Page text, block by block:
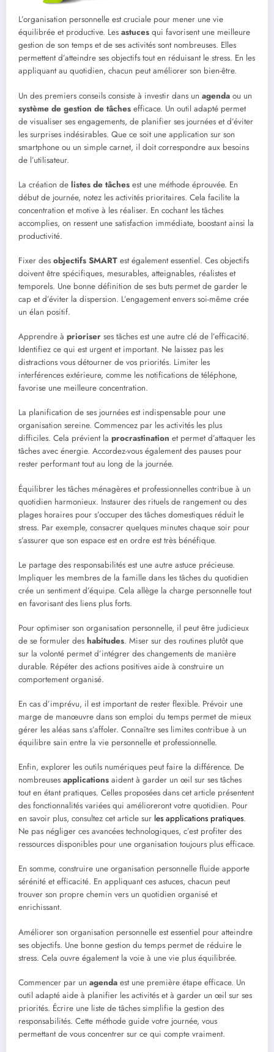
L’organisation personnelle est cruciale pour mener une vie
équilibrée et productive. Les astuces qui favorisent une meilleure
gestion de son temps et de ses activités sont nombreuses. Elles
permettent d’atteindre ses objectifs tout en réduisant le stress. En les
appliquant au quotidien, chacun peut améliorer son bien-être.
Un des premiers conseils consiste à investir dans un agenda ou un
système de gestion de tâches efficace. Un outil adapté permet
de visualiser ses engagements, de planifier ses journées et d’éviter
les surprises indésirables. Que ce soit une application sur son
smartphone ou un simple carnet, il doit correspondre aux besoins
de l’utilisateur.
La création de listes de tâches est une méthode éprouvée. En
début de journée, notez les activités prioritaires. Cela facilite la
concentration et motive à les réaliser. En cochant les tâches
accomplies, on ressent une satisfaction immédiate, boostant ainsi la
productivité.
Fixer des objectifs SMART est également essentiel. Ces objectifs
doivent être spécifiques, mesurables, atteignables, réalistes et
temporels. Une bonne définition de ses buts permet de garder le
cap et d’éviter la dispersion. L’engagement envers soi-même crée
un élan positif.
Apprendre à prioriser ses tâches est une autre clé de l’efficacité.
Identifiez ce qui est urgent et important. Ne laissez pas les
distractions vous détourner de vos priorités. Limiter les
interférences extérieure, comme les notifications de téléphone,
favorise une meilleure concentration.
La planification de ses journées est indispensable pour une
organisation sereine. Commencez par les activités les plus
difficiles. Cela prévient la procrastination et permet d’attaquer les
tâches avec énergie. Accordez-vous également des pauses pour
rester performant tout au long de la journée.
Équilibrer les tâches ménagères et professionnelles contribue à un
quotidien harmonieux. Instaurer des rituels de rangement ou des
plages horaires pour s’occuper des tâches domestiques réduit le
stress. Par exemple, consacrer quelques minutes chaque soir pour
s’assurer que son espace est en ordre est très bénéfique.
Le partage des responsabilités est une autre astuce précieuse.
Impliquer les membres de la famille dans les tâches du quotidien
crée un sentiment d’équipe. Cela allège la charge personnelle tout
en favorisant des liens plus forts.
Pour optimiser son organisation personnelle, il peut être judicieux
de se formuler des habitudes. Miser sur des routines plutôt que
sur la volonté permet d’intégrer des changements de manière
durable. Répéter des actions positives aide à construire un
comportement organisé.
En cas d’imprévu, il est important de rester flexible. Prévoir une
marge de manœuvre dans son emploi du temps permet de mieux
gérer les aléas sans s’affoler. Connaître ses limites contribue à un
équilibre sain entre la vie personnelle et professionnelle.
Enfin, explorer les outils numériques peut faire la différence. De
nombreuses applications aident à garder un œil sur ses tâches
tout en étant pratiques. Celles proposées dans cet article présentent
des fonctionnalités variées qui amélioreront votre quotidien. Pour
en savoir plus, consultez cet article sur les applications pratiques.
Ne pas négliger ces avancées technologiques, c’est profiter des
ressources disponibles pour une organisation toujours plus efficace.
En somme, construire une organisation personnelle fluide apporte
sérénité et efficacité. En appliquant ces astuces, chacun peut
trouver son propre chemin vers un quotidien organisé et
enrichissant.
Améliorer son organisation personnelle est essentiel pour atteindre
ses objectifs. Une bonne gestion du temps permet de réduire le
stress. Cela ouvre également la voie à une vie plus équilibrée.
Commencer par un agenda est une première étape efficace. Un
outil adapté aide à planifier les activités et à garder un œil sur ses
priorités. Écrire une liste de tâches simplifie la gestion des
responsabilités. Cette méthode guide votre journée, vous
permettant de vous concentrer sur ce qui compte vraiment.